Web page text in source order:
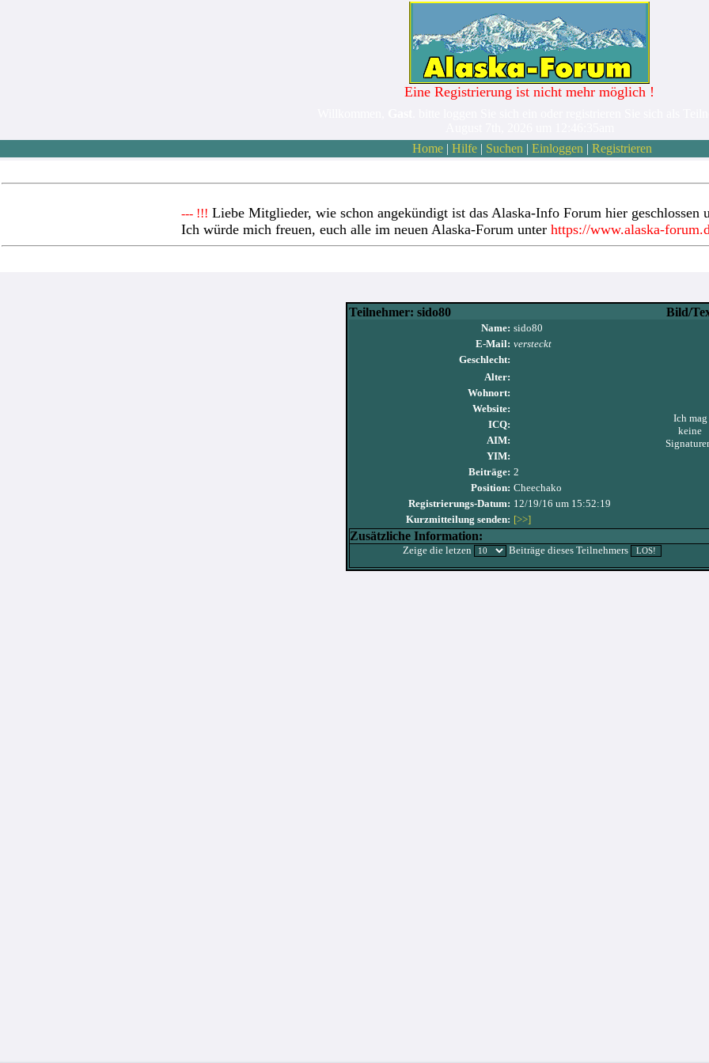
Eine Registrierung ist nicht mehr möglich !
Home| Hilfe| Suchen | Einloggen | Registrieren
--- !!! Liebe Mitglieder, wie schon angekündigt ist das Alaska-Info Forum hier geschlossen
Ich würde mich freuen, euch alle im neuen Alaska-Forum unter https://www.alaska-
Teilnehmer: sido80 Bild/
Name: sido80
E-Mail: versteckt
Geschlecht:
Alter:
Wohnort:
Website:
ICQ:
AIM:
YIM:
Beiträge: 2
Position: Cheechako
Registrierungs-Datum: 12/19/16 um 15:52:19
Kurzmitteilung senden: [>>]
Ich mag
keine
Zusätzliche Information:
Zeige die letzen Beiträge dieses Teilnehmers